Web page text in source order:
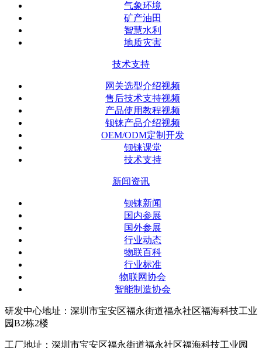
气象环境
矿产油田
智慧水利
地质灾害
技术支持
网关选型介绍视频
售后技术支持视频
产品使用教程视频
钡铼产品介绍视频
OEM/ODM定制开发
钡铼课堂
技术支持
新闻资讯
钡铼新闻
国内参展
国外参展
行业动态
物联百科
行业标准
物联网协会
智能制造协会
研发中心地址：深圳市宝安区福永街道福永社区福海科技工业
园B2栋2楼
工厂地址：深圳市宝安区福永街道福永社区福海科技工业园